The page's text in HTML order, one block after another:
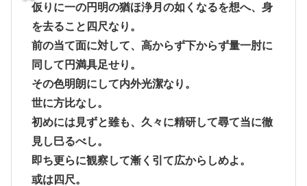
仮りに一の円明の猶ほ浄月の如くなるを想へ、身
を去ること四尺なり。
前の当て面に対して、高からず下からず量一肘に
同して円満具足せり。
その色明朗にして内外光潔なり。
世に方比なし。
初めには見ずと雖も、久々に精研して尋て当に徹
見し巳るべし。
即ち更らに観察して漸く引て広からしめよ。
或は四尺。